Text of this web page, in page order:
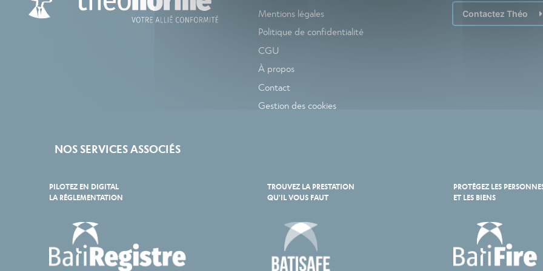
Mentions légales
Politique de confidentialité
CGU
À propos
Contact
Gestion des cookies
Contactez Théo
NOS SERVICES ASSOCIÉS
PILOTEZ EN DIGITAL
LA RÉGLEMENTATION
TROUVEZ LA PRESTATION
QU'IL VOUS FAUT
PROTÉGEZ LES
ET LES BIENS